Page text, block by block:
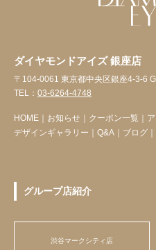
ダイヤモンドアイズ 銀座店
〒104-0061 東京都中央区銀座4-3-6
TEL： 03-6264-4748
HOME お知らせ クーポン一覧
デザインギャラリー
Q&A ブログ
グループ店紹介
渋谷マークシティ店